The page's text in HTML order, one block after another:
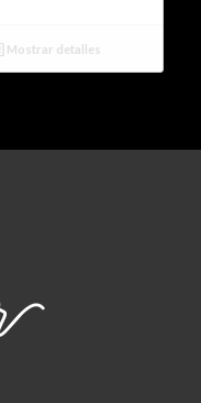
Mostrar detalles